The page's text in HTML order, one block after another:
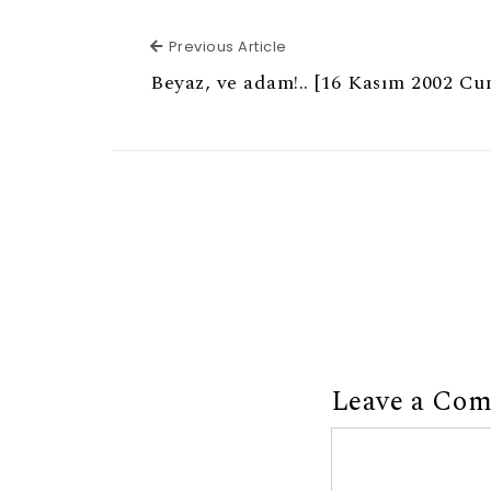
Previous Article
Beyaz, ve adam!.. [16 Kasım 2002
Leave a